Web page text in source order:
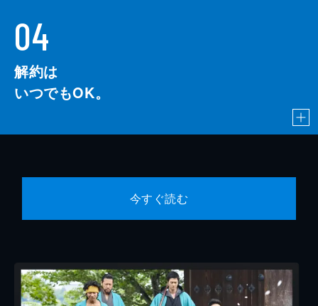
04
解約は
いつでもOK。
今すぐ読む